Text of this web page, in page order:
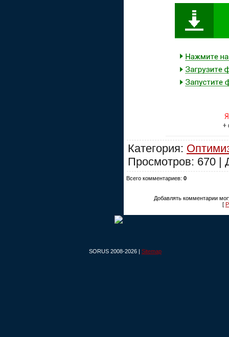
Категория:
Просмотров: 670 |
Всего комментариев: 0
Добавлять комментарии
[
SORUS 2008-2026 | Sitemap